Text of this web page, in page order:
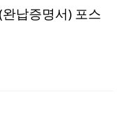
납증명서) 포스